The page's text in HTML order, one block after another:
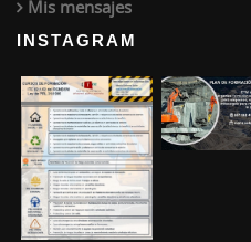
Mis mensajes
INSTAGRAM